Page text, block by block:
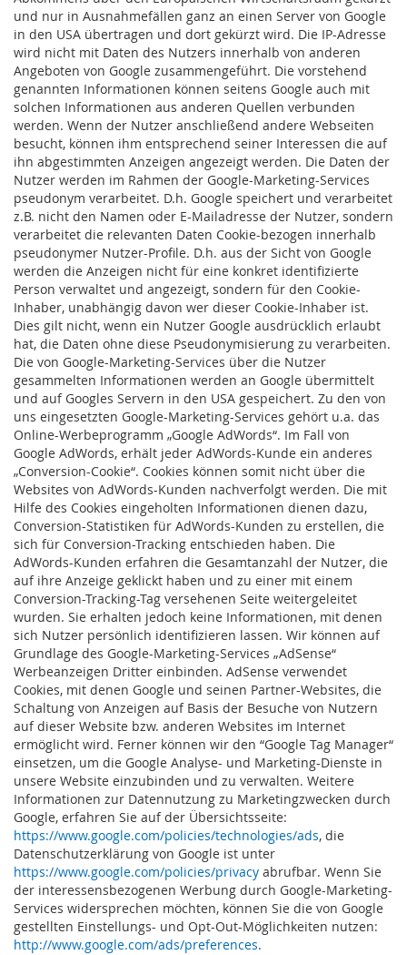
und nur in Ausnahmefällen ganz an einen Server von Google
in den USA übertragen und dort gekürzt wird. Die IP-Adresse
wird nicht mit Daten des Nutzers innerhalb von anderen
Angeboten von Google zusammengeführt. Die vorstehend
genannten Informationen können seitens Google auch mit
solchen Informationen aus anderen Quellen verbunden
werden. Wenn der Nutzer anschließend andere Webseiten
besucht, können ihm entsprechend seiner Interessen die auf
ihn abgestimmten Anzeigen angezeigt werden. Die Daten der
Nutzer werden im Rahmen der Google-Marketing-Services
pseudonym verarbeitet. D.h. Google speichert und verarbeitet
z.B. nicht den Namen oder E-Mailadresse der Nutzer, sondern
verarbeitet die relevanten Daten Cookie-bezogen innerhalb
pseudonymer Nutzer-Profile. D.h. aus der Sicht von Google
werden die Anzeigen nicht für eine konkret identifizierte
Person verwaltet und angezeigt, sondern für den Cookie-
Inhaber, unabhängig davon wer dieser Cookie-Inhaber ist.
Dies gilt nicht, wenn ein Nutzer Google ausdrücklich erlaubt
hat, die Daten ohne diese Pseudonymisierung zu verarbeiten.
Die von Google-Marketing-Services über die Nutzer
gesammelten Informationen werden an Google übermittelt
und auf Googles Servern in den USA gespeichert. Zu den von
uns eingesetzten Google-Marketing-Services gehört u.a. das
Online-Werbeprogramm „Google AdWords“. Im Fall von
Google AdWords, erhält jeder AdWords-Kunde ein anderes
„Conversion-Cookie“. Cookies können somit nicht über die
Websites von AdWords-Kunden nachverfolgt werden. Die mit
Hilfe des Cookies eingeholten Informationen dienen dazu,
Conversion-Statistiken für AdWords-Kunden zu erstellen, die
sich für Conversion-Tracking entschieden haben. Die
AdWords-Kunden erfahren die Gesamtanzahl der Nutzer, die
auf ihre Anzeige geklickt haben und zu einer mit einem
Conversion-Tracking-Tag versehenen Seite weitergeleitet
wurden. Sie erhalten jedoch keine Informationen, mit denen
sich Nutzer persönlich identifizieren lassen. Wir können auf
Grundlage des Google-Marketing-Services „AdSense“
Werbeanzeigen Dritter einbinden. AdSense verwendet
Cookies, mit denen Google und seinen Partner-Websites, die
Schaltung von Anzeigen auf Basis der Besuche von Nutzern
auf dieser Website bzw. anderen Websites im Internet
ermöglicht wird. Ferner können wir den “Google Tag Manager“
einsetzen, um die Google Analyse- und Marketing-Dienste in
unsere Website einzubinden und zu verwalten. Weitere
Informationen zur Datennutzung zu Marketingzwecken durch
Google, erfahren Sie auf der Übersichtsseite:
https://www.google.com/policies/technologies/ads, die
Datenschutzerklärung von Google ist unter
https://www.google.com/policies/privacy abrufbar. Wenn Sie
der interessensbezogenen Werbung durch Google-Marketing-
Services widersprechen möchten, können Sie die von Google
gestellten Einstellungs- und Opt-Out-Möglichkeiten nutzen:
http://www.google.com/ads/preferences.